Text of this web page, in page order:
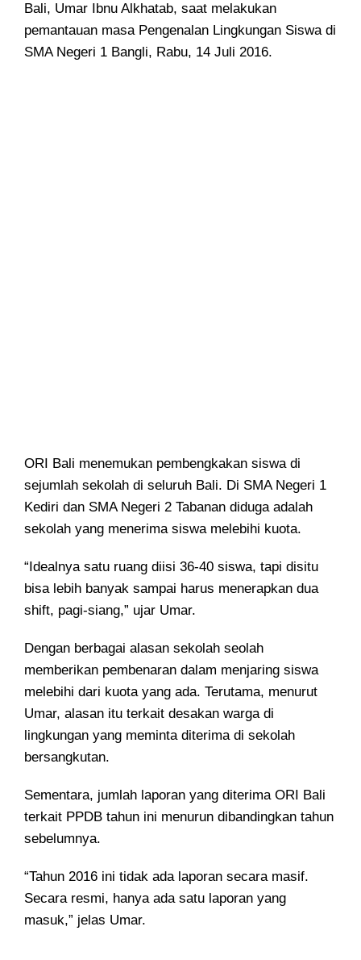
Bali, Umar Ibnu Alkhatab, saat melakukan
pemantauan masa Pengenalan Lingkungan Siswa di
SMA Negeri 1 Bangli, Rabu, 14 Juli 2016.
ORI Bali menemukan pembengkakan siswa di
sejumlah sekolah di seluruh Bali. Di SMA Negeri 1
Kediri dan SMA Negeri 2 Tabanan diduga adalah
sekolah yang menerima siswa melebihi kuota.
“Idealnya satu ruang diisi 36-40 siswa, tapi disitu
bisa lebih banyak sampai harus menerapkan dua
shift, pagi-siang,” ujar Umar.
Dengan berbagai alasan sekolah seolah
memberikan pembenaran dalam menjaring siswa
melebihi dari kuota yang ada. Terutama, menurut
Umar, alasan itu terkait desakan warga di
lingkungan yang meminta diterima di sekolah
bersangkutan.
Sementara, jumlah laporan yang diterima ORI Bali
terkait PPDB tahun ini menurun dibandingkan tahun
sebelumnya.
“Tahun 2016 ini tidak ada laporan secara masif.
Secara resmi, hanya ada satu laporan yang
masuk,” jelas Umar.